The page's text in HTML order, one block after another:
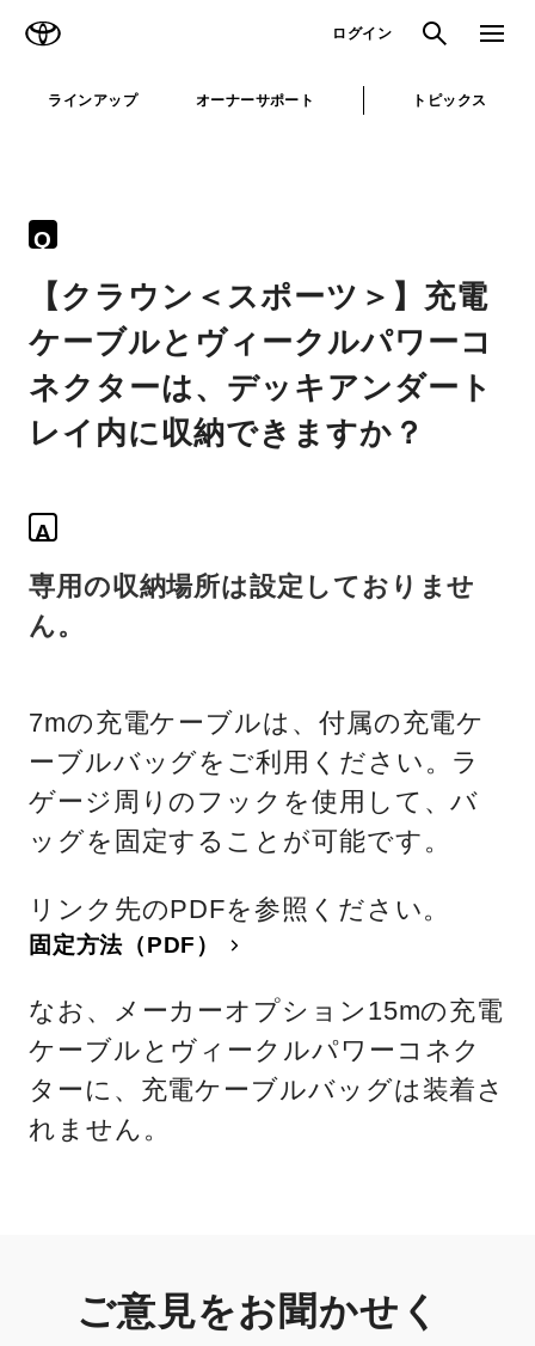
ログイン 検索 メニュ
ラインアップ オーナーサポート トピックス
Q
【クラウン＜スポーツ＞】充電
ケーブルとヴィークルパワーコ
ネクターは、デッキアンダート
レイ内に収納できますか？
A
専用の収納場所は設定しておりませ
ん。
7mの充電ケーブルは、付属の充電ケ
ーブルバッグをご利用ください。ラ
ゲージ周りのフックを使用して、バ
ッグを固定することが可能です。
リンク先のPDFを参照ください。
固定方法（PDF）
なお、メーカーオプション15mの充電
ケーブルとヴィークルパワーコネク
ターに、充電ケーブルバッグは装着さ
れません。
ご意見をお聞かせく